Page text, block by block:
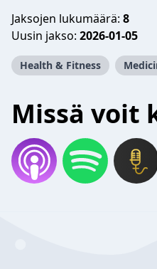
Jaksojen lukumäärä: 8
Uusin jakso: 2026-01-05
Health & Fitness
Missä voit